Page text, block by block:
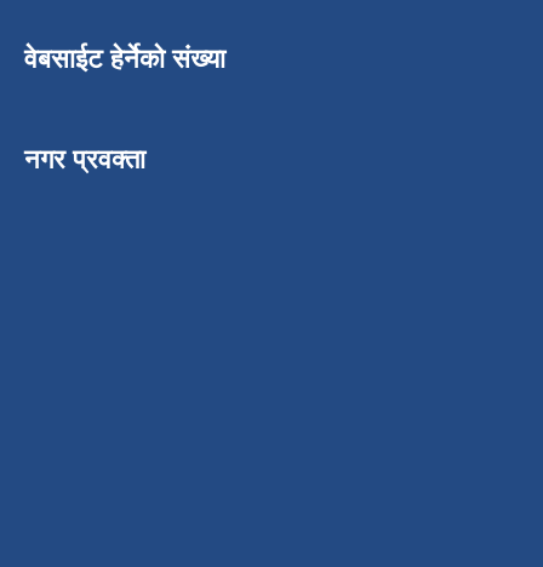
वेबसाईट हेर्नेको संख्या
नगर प्रवक्ता